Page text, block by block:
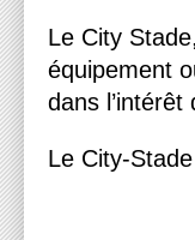
Le City
équipement
dans
Le City-